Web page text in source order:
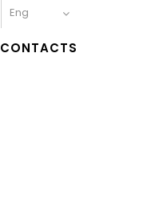
Eng
CONTACTS